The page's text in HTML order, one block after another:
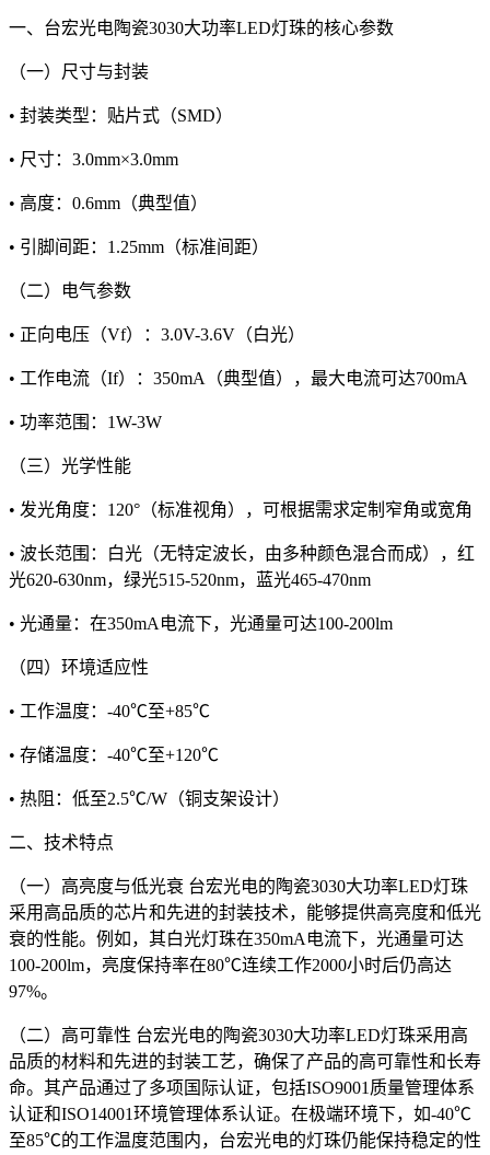
一、台宏光电陶瓷3030大功率LED灯珠的核心参数
（一）尺寸与封装
• 封装类型：贴片式（SMD）
• 尺寸：3.0mm×3.0mm
• 高度：0.6mm（典型值）
• 引脚间距：1.25mm（标准间距）
（二）电气参数
• 正向电压（Vf）：3.0V-3.6V（白光）
• 工作电流（If）：350mA（典型值），最大电流可达700mA
• 功率范围：1W-3W
（三）光学性能
• 发光角度：120°（标准视角），可根据需求定制窄角或宽角
• 波长范围：白光（无特定波长，由多种颜色混合而成），红
光620-630nm，绿光515-520nm，蓝光465-470nm
• 光通量：在350mA电流下，光通量可达100-200lm
（四）环境适应性
• 工作温度：-40℃至+85℃
• 存储温度：-40℃至+120℃
• 热阻：低至2.5℃/W（铜支架设计）
二、技术特点
（一）高亮度与低光衰 台宏光电的陶瓷3030大功率LED灯珠
采用高品质的芯片和先进的封装技术，能够提供高亮度和低光
衰的性能。例如，其白光灯珠在350mA电流下，光通量可达
100-200lm，亮度保持率在80℃连续工作2000小时后仍高达
97%。
（二）高可靠性 台宏光电的陶瓷3030大功率LED灯珠采用高
品质的材料和先进的封装工艺，确保了产品的高可靠性和长寿
命。其产品通过了多项国际认证，包括ISO9001质量管理体系
认证和ISO14001环境管理体系认证。在极端环境下，如-40℃
至85℃的工作温度范围内，台宏光电的灯珠仍能保持稳定的性